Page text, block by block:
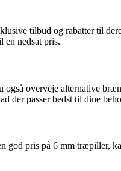
tilbud og rabatter til
nedsat pris.
overveje alternative
der passer bedst til dine
pris på 6 mm træpiller,